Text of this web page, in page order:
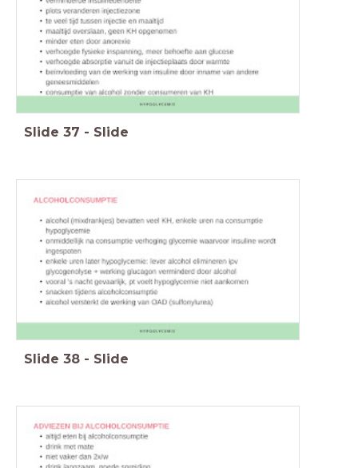
Slide 37 - Slide
Slide 38 - Slide